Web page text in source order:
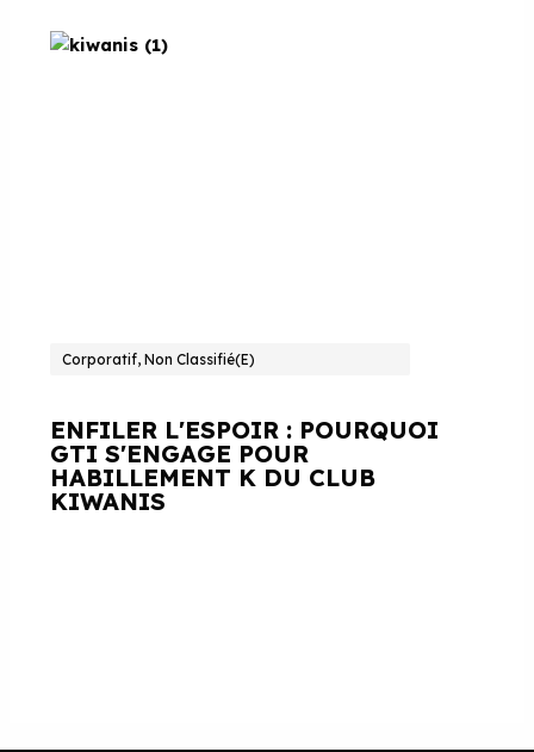
Corporatif, Non Classifié(e)
ENFILER L'ESPOIR : POURQUOI
GTI S'ENGAGE POUR
HABILLEMENT K DU CLUB
KIWANIS